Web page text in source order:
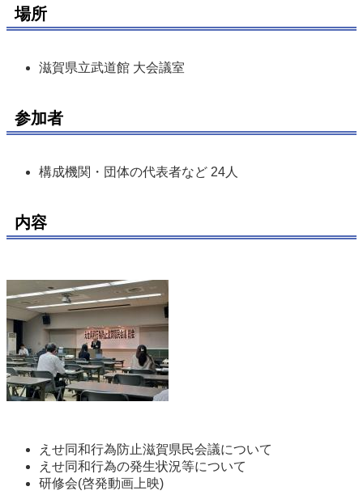
場所
滋賀県立武道館 大会議室
参加者
構成機関・団体の代表者など 24人
内容
えせ同和行為防止滋賀県民会議について
えせ同和行為の発生状況等について
研修会(啓発動画上映)